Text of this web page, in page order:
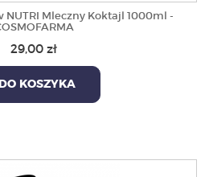
NUTRI Mleczny Koktajl 1000ml -
29,00 zł
KOSZYKA